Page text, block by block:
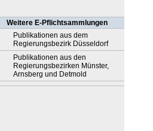
Weitere E-Pflichtsammlungen
Publikationen aus dem
Regierungsbezirk Düsseldorf
Publikationen aus den
Regierungsbezirken Münster,
Arnsberg und Detmold